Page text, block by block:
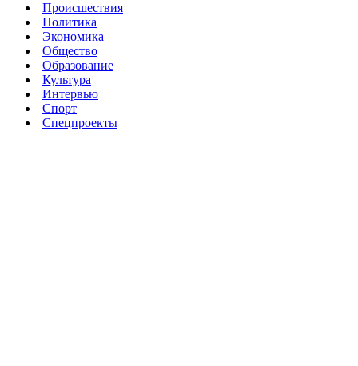
Происшествия
Политика
Экономика
Общество
Образование
Культура
Интервью
Спорт
Спецпроекты